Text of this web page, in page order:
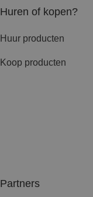
Huren of kopen?
Huur producten
Koop producten
Partners